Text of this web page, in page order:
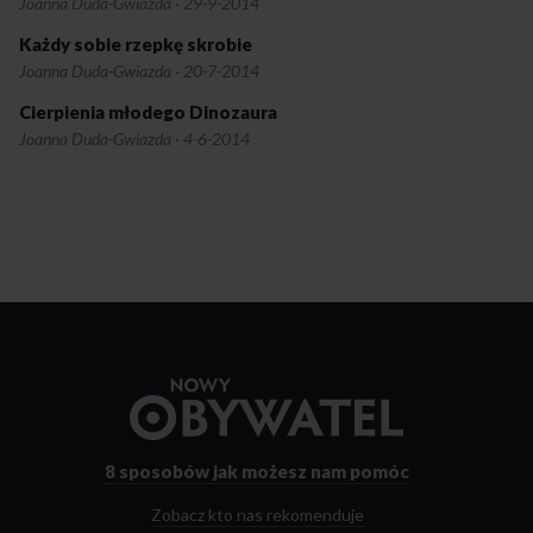
Każdy sobie rzepkę skrobie
Joanna Duda-Gwiazda · 20-7-2014
Cierpienia młodego Dinozaura
Joanna Duda-Gwiazda · 4-6-2014
strony
8 sposobów jak możesz nam pomóc
Zobacz kto nas rekomenduje